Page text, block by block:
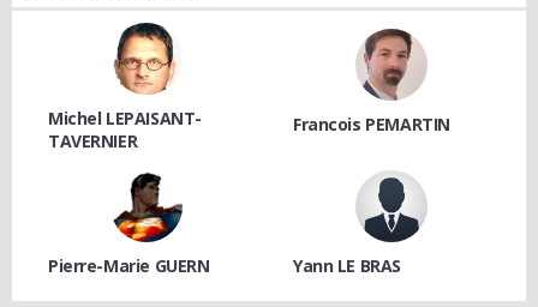
Michel LEPAISANT-
TAVERNIER
Francois PEMARTIN
Pierre-Marie GUERN Yann LE BRAS